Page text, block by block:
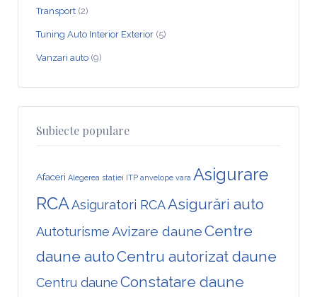
Transport (2)
Tuning Auto Interior Exterior (5)
Vanzari auto (9)
Subiecte populare
Afaceri Alegerea stației ITP anvelope vara Asigurare
RCAAsiguratori RCAAsigurări auto
AutoturismeAvizare dauneCentre
daune autoCentru autorizat daune
Centru dauneConstatare daune